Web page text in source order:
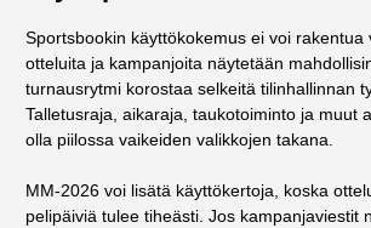
Sportsbookin käyttökokemus ei voi rakentua
otteluita ja kampanjoita näytetään
turnausrytmi korostaa selkeitä tilinhallinnan
Talletusraja, aikaraja, taukotoiminto ja muut
olla piilossa vaikeiden valikkojen takana.
MM-2026 voi lisätä käyttökertoja, koska
pelipäiviä tulee tiheästi. Jos kampanjaviestit